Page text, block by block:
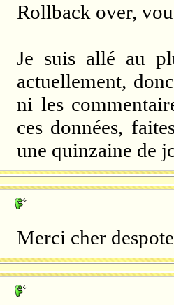
Rollback over,
Je suis allé au
actuellement,
ni les
ces données,
une quinzaine de
Merci cher